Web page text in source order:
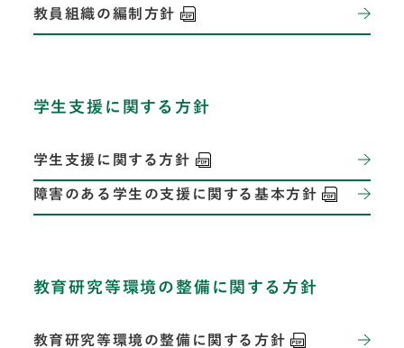
教員組織の編制方針
学生支援に関する方針
学生支援に関する方針
障害のある学生の支援に関する基本方針
教育研究等環境の整備に関する方針
教育研究等環境の整備に関する方針